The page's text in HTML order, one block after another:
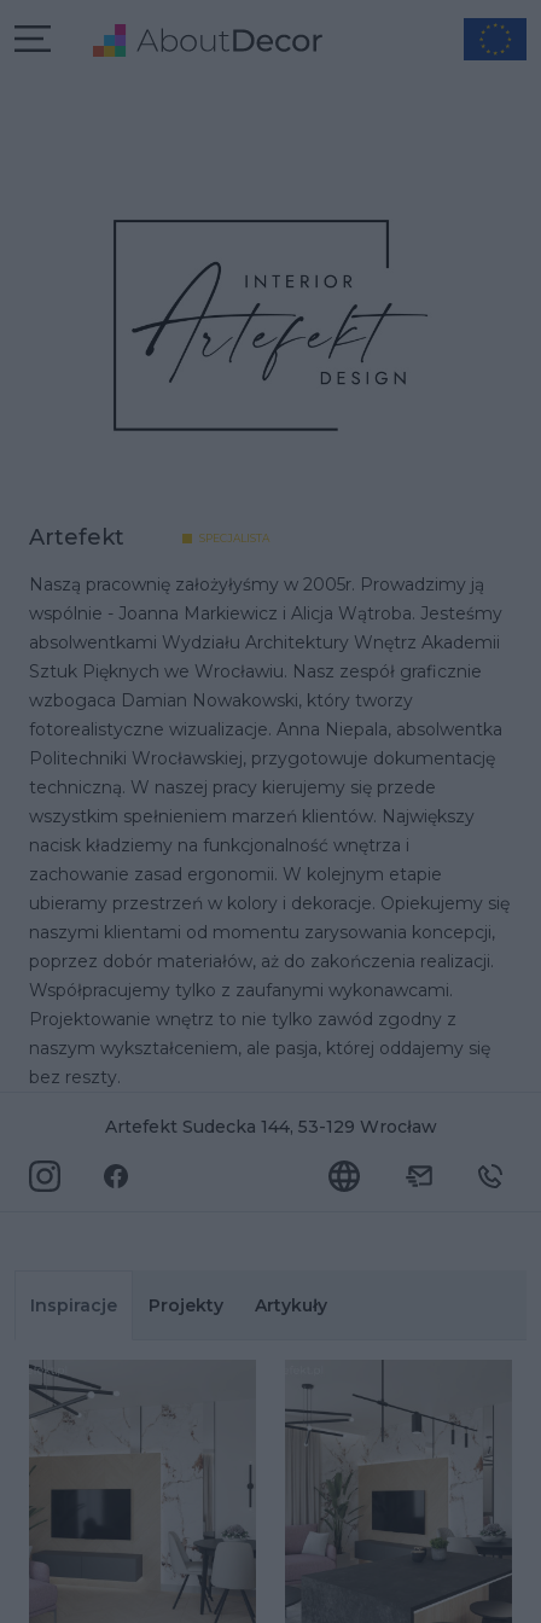
Artefekt SPECJALISTA
Naszą pracownię założyłyśmy w 2005r. Prowadzimy ją
wspólnie - Joanna Markiewicz i Alicja Wątroba. Jesteśmy
absolwentkami Wydziału Architektury Wnętrz Akademii
Sztuk Pięknych we Wrocławiu. Nasz zespół graficznie
wzbogaca Damian Nowakowski, który tworzy
fotorealistyczne wizualizacje. Anna Niepala, absolwentka
Politechniki Wrocławskiej, przygotowuje dokumentację
techniczną. W naszej pracy kierujemy się przede
wszystkim spełnieniem marzeń klientów. Największy
nacisk kładziemy na funkcjonalność wnętrza i
zachowanie zasad ergonomii. W kolejnym etapie
ubieramy przestrzeń w kolory i dekoracje. Opiekujemy się
naszymi klientami od momentu zarysowania koncepcji,
poprzez dobór materiałów, aż do zakończenia realizacji.
Współpracujemy tylko z zaufanymi wykonawcami.
Projektowanie wnętrz to nie tylko zawód zgodny z
naszym wykształceniem, ale pasja, której oddajemy się
bez reszty.
Artefekt Sudecka 144, 53-129 Wrocław
Inspiracje Projekty Artykuły